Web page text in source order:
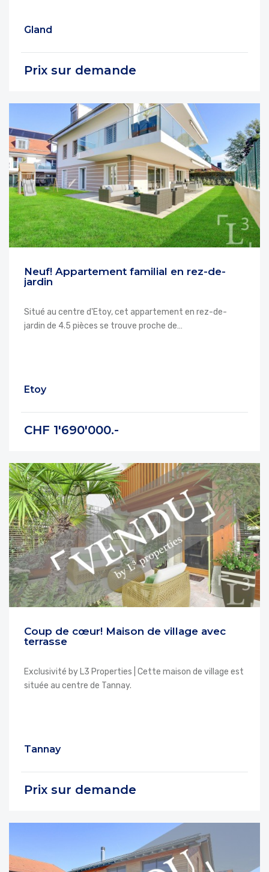
Gland
Prix sur demande
Neuf! Appartement familial en rez-de-
jardin
Situé au centre d'Etoy, cet appartement en rez-de-
jardin de 4.5 pièces se trouve proche de…
Etoy
CHF 1'690'000.-
Coup de cœur! Maison de village avec
terrasse
Exclusivité by L3 Properties | Cette maison de village est
située au centre de Tannay.
Tannay
Prix sur demande